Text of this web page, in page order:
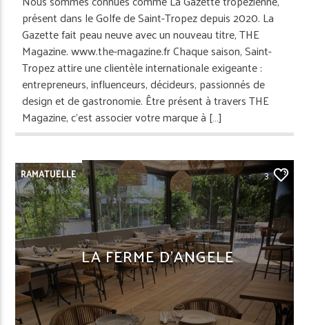
présent dans le Golfe de Saint-Tropez depuis 2020. La
Gazette fait peau neuve avec un nouveau titre, THE
Magazine. www.the-magazine.fr Chaque saison, Saint-
Tropez attire une clientèle internationale exigeante :
entrepreneurs, influenceurs, décideurs, passionnés de
design et de gastronomie. Être présent à travers THE
Magazine, c’est associer votre marque à […]
RAMATUELLE 3
LA FERME D’ANGELE